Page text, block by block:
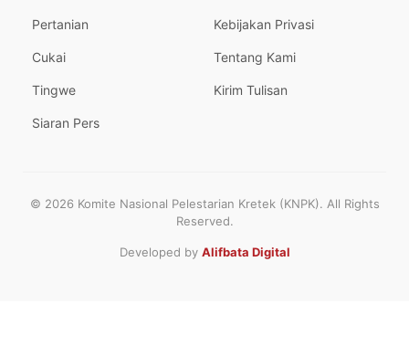
Pertanian
Cukai
Tingwe
Siaran Pers
Kebijakan Privasi
Tentang Kami
Kirim Tulisan
© 2026 Komite Nasional Pelestarian Kretek (KNPK). All Rights
Reserved.
Developed by Alifbata Digital